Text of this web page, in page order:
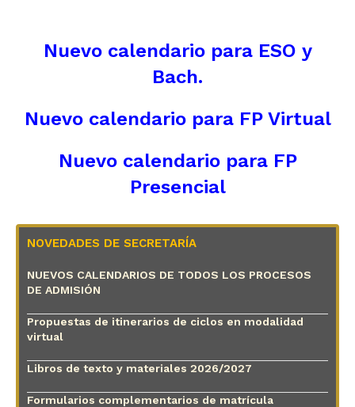
Nuevo calendario para ESO y
Bach.
Nuevo calendario para FP Virtual
Nuevo calendario para FP
Presencial
NOVEDADES DE SECRETARÍA
NUEVOS CALENDARIOS DE TODOS LOS PROCESOS
DE ADMISIÓN
Propuestas de itinerarios de ciclos en modalidad
virtual
Libros de texto y materiales 2026/2027
Formularios complementarios de matrícula